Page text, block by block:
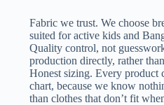
Fabric we trust. We choose
suited for active kids and
Quality control, not
production directly, rather
Honest sizing. Every product
chart, because we know
than clothes that don’t fit